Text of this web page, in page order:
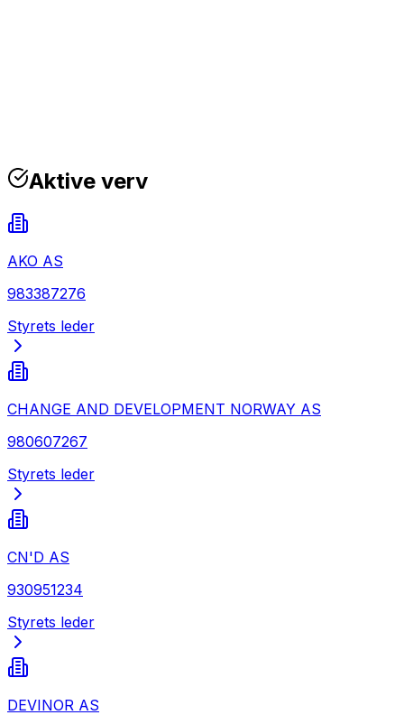
Aktive verv
AKO AS
983387276
Styrets leder
CHANGE AND DEVELOPMENT NORWAY AS
980607267
Styrets leder
CN'D AS
930951234
Styrets leder
DEVINOR AS